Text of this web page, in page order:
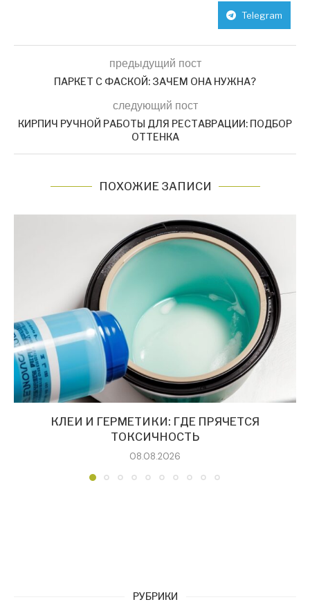
Telegram
предыдущий пост
ПАРКЕТ С ФАСКОЙ: ЗАЧЕМ ОНА НУЖНА?
следующий пост
КИРПИЧ РУЧНОЙ РАБОТЫ ДЛЯ РЕСТАВРАЦИИ: ПОДБОР
ОТТЕНКА
ПОХОЖИЕ ЗАПИСИ
КЛЕИ И ГЕРМЕТИКИ: ГДЕ ПРЯЧЕТСЯ
ТОКСИЧНОСТЬ
08.08.2026
РУБРИКИ